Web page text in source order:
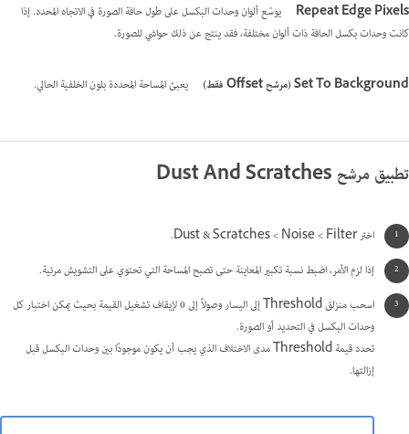
Repeat Edge Pixels
يوسّع ألوان وحدات البكسل على طول حافة الصورة في الاتجاه المحدد. إذا
كانت وحدات بكسل الحافة ذات ألوان مختلفة، فقد ينتج عن ذلك حواشي للصورة.
Set To Background (مرشح Offset فقط) يعبئ المساحة المحددة بلون الخلفية الحالي.
تطبيق مرشح Dust And Scratches
اختر Filter >‏ Noise >‏ Dust & Scratches.
إذا لزم الأمر، اضبط نسبة تكبير المعاينة حتى تصبح المساحة التي تحتوي على التشويش مرئية.
اسحب منزلق Threshold إلى اليسار وصولاً إلى 0 لإيقاف تشغيل القيمة بحيث يمكن اختبار كل
وحدات البكسل في التحديد أو الصورة.
تحدد قيمة Threshold مدى الاختلاف الذي يجب أن يكون موجودًا بين وحدات البكسل قبل
إزالتها.